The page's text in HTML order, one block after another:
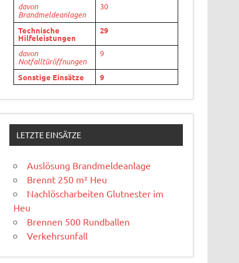
davon
Brandmeldeanlagen
30
Technische
Hilfeleistungen
29
davon
Notfalltüröffnungen
9
Sonstige Einsätze 9
LETZTE EINSÄTZE
Auslösung Brandmeldeanlage
Brennt 250 m² Heu
Nachlöscharbeiten Glutnester im
Heu
Brennen 500 Rundballen
Verkehrsunfall